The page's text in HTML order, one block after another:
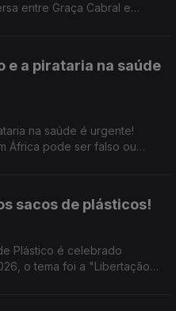
entre Graça Cabral e
e a pirataria na saúde
na saúde é urgente!
África pode ser falso ou
sacos de plásticos!
Plástico é celebrado
o tema foi a "Libertação